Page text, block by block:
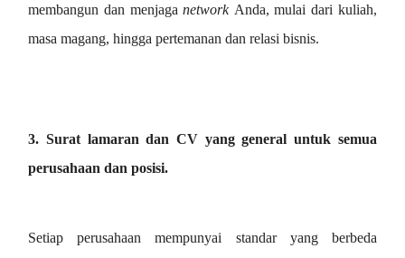
membangun dan menjaganetworkAnda, mulai dari kuliah,
masa magang, hingga pertemanan dan relasi bisnis.
3. Surat lamaran dan CV yang general untuk semua
perusahaan dan posisi.
Setiap perusahaan mempunyai standar yang berbeda